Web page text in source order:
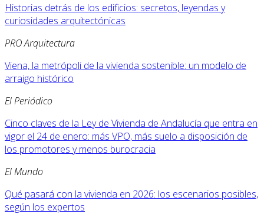
Historias detrás de los edificios: secretos, leyendas y
curiosidades arquitectónicas
PRO Arquitectura
Viena, la metrópoli de la vivienda sostenible: un modelo de
arraigo histórico
El Periódico
Cinco claves de la Ley de Vivienda de Andalucía que entra en
vigor el 24 de enero: más VPO, más suelo a disposición de
los promotores y menos burocracia
El Mundo
Qué pasará con la vivienda en 2026: los escenarios posibles,
según los expertos